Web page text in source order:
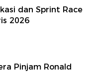
dan Sprint Race
2026
Pinjam Ronald